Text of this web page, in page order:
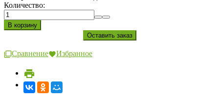
Количество:
Сравнение Избранное